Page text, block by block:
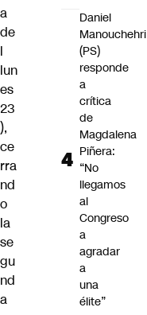
a
de
l
lun
es
23
),
ce
rra
nd
o
la
se
gu
nd
a
Daniel
Manouchehri
(PS)
responde
a
crítica
de
Magdalena
Piñera:
“No
llegamos
al
Congreso
a
agradar
a
una
élite”